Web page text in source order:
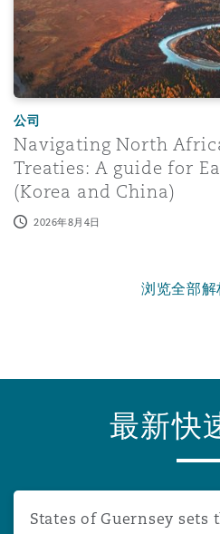
公司
Navigating North
Treaties: A guide for
(Korea and China)
2026年8月4日
浏览全部解
最新快
States of Guernsey sets